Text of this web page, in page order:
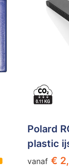
Polard
plastic
vanaf €